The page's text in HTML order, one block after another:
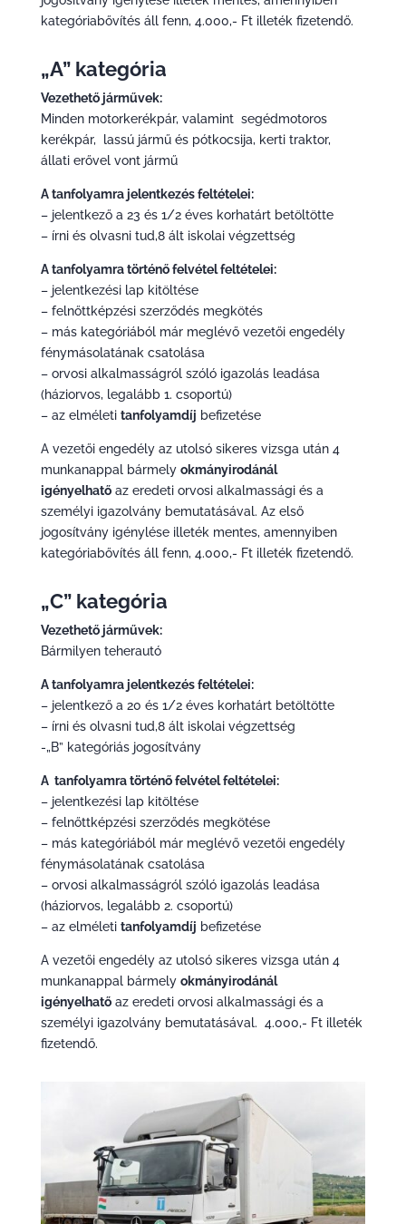
kategóriabővítés áll fenn, 4.000,- Ft illeték fizetendő.
„A” kategória
Vezethető járművek:
Minden motorkerékpár, valamint segédmotoros
kerékpár, lassú jármű és pótkocsija, kerti traktor,
állati erővel vont jármű
A tanfolyamra jelentkezés feltételei:
– jelentkező a 23 és 1/2 éves korhatárt betöltötte
– írni és olvasni tud,8 ált iskolai végzettség
A tanfolyamra történő felvétel feltételei:
– jelentkezési lap kitöltése
– felnőttképzési szerződés megkötés
– más kategóriából már meglévő vezetői engedély
fénymásolatának csatolása
– orvosi alkalmasságról szóló igazolás leadása
(háziorvos, legalább 1. csoportú)
– az elméleti tanfolyamdíj befizetése
A vezetői engedély az utolsó sikeres vizsga után 4
munkanappal bármely okmányirodánál
igényelhatőaz eredeti orvosi alkalmassági és a
személyi igazolvány bemutatásával. Az első
jogosítvány igénylése illeték mentes, amennyiben
kategóriabővítés áll fenn, 4.000,- Ft illeték fizetendő.
„C” kategória
Vezethető járművek:
Bármilyen teherautó
A tanfolyamra jelentkezés feltételei:
– jelentkező a 20 és 1/2 éves korhatárt betöltötte
– írni és olvasni tud,8 ált iskolai végzettség
-„B” kategóriás jogosítvány
A tanfolyamra történő felvétel feltételei:
– jelentkezési lap kitöltése
– felnőttképzési szerződés megkötése
– más kategóriából már meglévő vezetői engedély
fénymásolatának csatolása
– orvosi alkalmasságról szóló igazolás leadása
(háziorvos, legalább 2. csoportú)
– az elméleti tanfolyamdíj befizetése
A vezetői engedély az utolsó sikeres vizsga után 4
munkanappal bármely okmányirodánál
igényelhatőaz eredeti orvosi alkalmassági és a
személyi igazolvány bemutatásával. 4.000,- Ft illeték
fizetendő.